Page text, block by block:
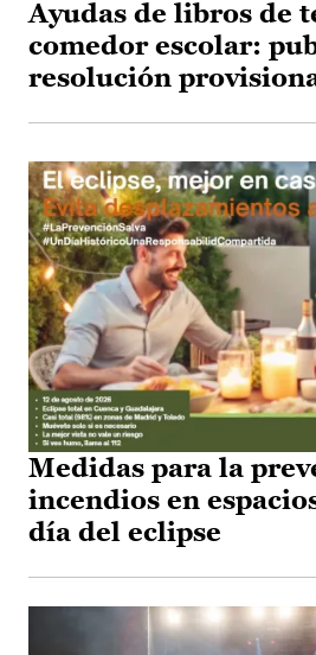
Ayudas de libros de
comedor escolar:
resolución
Medidas para la
incendios en
día del eclipse